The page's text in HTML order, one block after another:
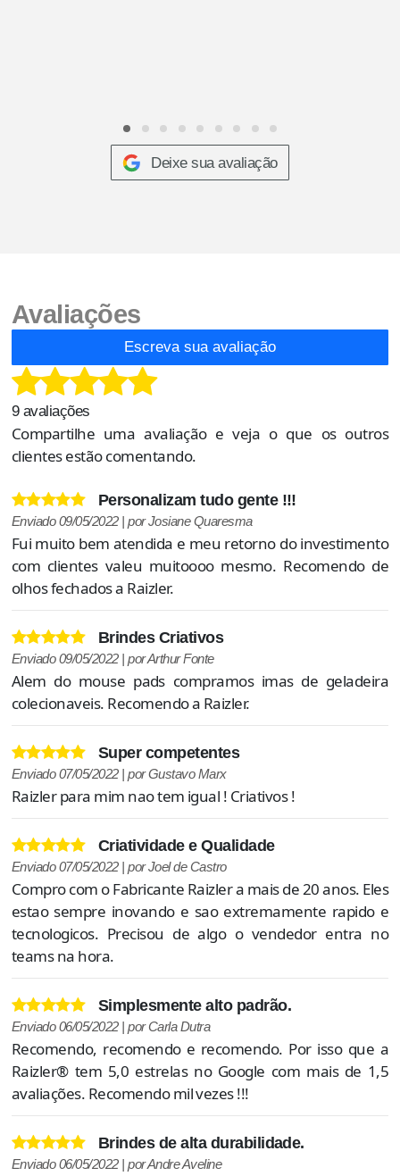
Deixe sua avaliação
Avaliações
Escreva sua avaliação
9 avaliações
Compartilhe uma avaliação e veja o que os outros
clientes estão comentando.
Personalizam tudo gente !!!
Enviado 09/05/2022 | por Josiane Quaresma
Fui muito bem atendida e meu retorno do investimento
com clientes valeu muitoooo mesmo. Recomendo de
olhos fechados a Raizler.
Brindes Criativos
Enviado 09/05/2022 | por Arthur Fonte
Alem do mouse pads compramos imas de geladeira
colecionaveis. Recomendo a Raizler.
Super competentes
Enviado 07/05/2022 | por Gustavo Marx
Raizler para mim nao tem igual ! Criativos !
Criatividade e Qualidade
Enviado 07/05/2022 | por Joel de Castro
Compro com o Fabricante Raizler a mais de 20 anos. Eles
estao sempre inovando e sao extremamente rapido e
tecnologicos. Precisou de algo o vendedor entra no
teams na hora.
Simplesmente alto padrão.
Enviado 06/05/2022 | por Carla Dutra
Recomendo, recomendo e recomendo. Por isso que a
Raizler® tem 5,0 estrelas no Google com mais de 1,5
avaliações. Recomendo mil vezes !!!
Brindes de alta durabilidade.
Enviado 06/05/2022 | por Andre Aveline